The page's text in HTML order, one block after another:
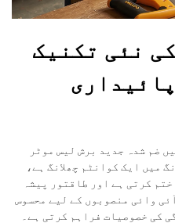
نئی تکنیک
ضم شدہ جدید برش لیس موٹر
میں ایک کوانٹم چھلانگ ہے،
کرتی ہے اور طاقتور پیشہ
وائی منصوبوں کے لیے محسوس
کی خصوصیات فراہم کرتی ہے۔